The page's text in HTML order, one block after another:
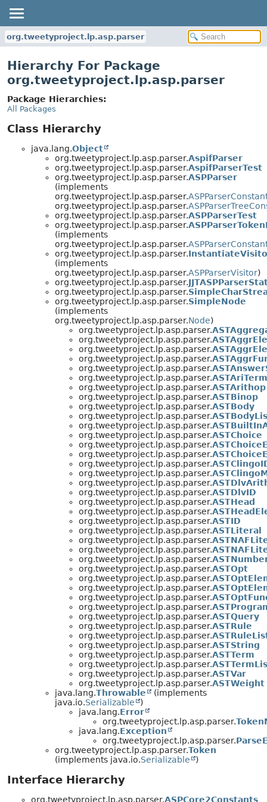
org.tweetyproject.lp.asp.parser
Hierarchy For Package
org.tweetyproject.lp.asp.parser
Package Hierarchies:
All Packages
Class Hierarchy
java.lang.Object
org.tweetyproject.lp.asp.parser.AspifParser
org.tweetyproject.lp.asp.parser.AspifParserTest
org.tweetyproject.lp.asp.parser.ASPParser
(implements
org.tweetyproject.lp.asp.parser.
org.tweetyproject.lp.asp.parser.
org.tweetyproject.lp.asp.parser.ASPParserTest
org.tweetyproject.lp.asp.parser.
(implements
org.tweetyproject.lp.asp.parser.
org.tweetyproject.lp.asp.parser.
(implements
org.tweetyproject.lp.asp.parser.ASPParserVisitor)
org.tweetyproject.lp.asp.parser.
org.tweetyproject.lp.asp.parser.
org.tweetyproject.lp.asp.parser.SimpleNode
(implements
org.tweetyproject.lp.asp.parser.Node)
org.tweetyproject.lp.asp.parser.
org.tweetyproject.lp.asp.parser.
org.tweetyproject.lp.asp.parser.
org.tweetyproject.lp.asp.parser.
org.tweetyproject.lp.asp.parser.
org.tweetyproject.lp.asp.parser.ASTAriTerm
org.tweetyproject.lp.asp.parser.ASTArithop
org.tweetyproject.lp.asp.parser.ASTBinop
org.tweetyproject.lp.asp.parser.ASTBody
org.tweetyproject.lp.asp.parser.
org.tweetyproject.lp.asp.parser.
org.tweetyproject.lp.asp.parser.ASTChoice
org.tweetyproject.lp.asp.parser.
org.tweetyproject.lp.asp.parser.
org.tweetyproject.lp.asp.parser.
org.tweetyproject.lp.asp.parser.
org.tweetyproject.lp.asp.parser.
org.tweetyproject.lp.asp.parser.ASTDlvID
org.tweetyproject.lp.asp.parser.ASTHead
org.tweetyproject.lp.asp.parser.
org.tweetyproject.lp.asp.parser.ASTID
org.tweetyproject.lp.asp.parser.ASTLiteral
org.tweetyproject.lp.asp.parser.
org.tweetyproject.lp.asp.parser.
org.tweetyproject.lp.asp.parser.
org.tweetyproject.lp.asp.parser.ASTOpt
org.tweetyproject.lp.asp.parser.
org.tweetyproject.lp.asp.parser.
org.tweetyproject.lp.asp.parser.
org.tweetyproject.lp.asp.parser.
org.tweetyproject.lp.asp.parser.ASTQuery
org.tweetyproject.lp.asp.parser.ASTRule
org.tweetyproject.lp.asp.parser.
org.tweetyproject.lp.asp.parser.ASTString
org.tweetyproject.lp.asp.parser.ASTTerm
org.tweetyproject.lp.asp.parser.
org.tweetyproject.lp.asp.parser.ASTVar
org.tweetyproject.lp.asp.parser.ASTWeight
java.lang.Throwable
(implements
java.io.Serializable
)
java.lang.Error
org.tweetyproject.lp.asp.parser.
java.lang.Exception
org.tweetyproject.lp.asp.parser.
org.tweetyproject.lp.asp.parser.Token
(implements java.io.Serializable )
Interface Hierarchy
org.tweetyproject.lp.asp.parser.ASPCore2Constants